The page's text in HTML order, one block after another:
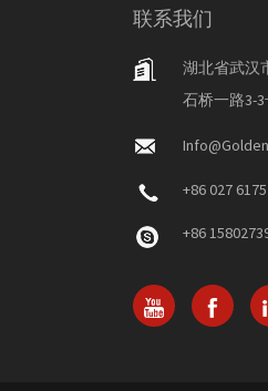
联系我们
湖北省武汉
石桥一路3-
+86 027
+86